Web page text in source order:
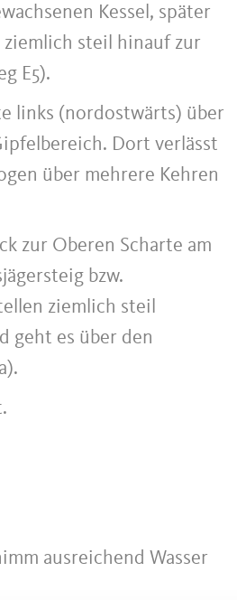
Kessel, später
steil hinauf zur
E5).
links (nordostwärts) über
Dort verlässt
über mehrere Kehren
zur Oberen Scharte am
bzw.
ziemlich steil
geht es über den
ausreichend Wasser